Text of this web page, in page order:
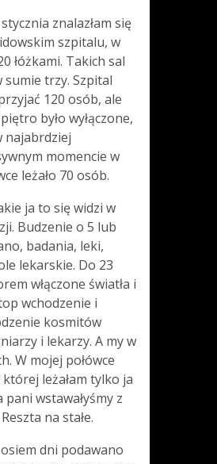
znalazłam się
szpitalu, w
łóżkami. Takich sal
sumie trzy. Szpital
120 osób, ale
było wyłączone,
najabrdziej
momencie w
leżało 70 osób.
ja to się widzi w
Budzenie o 5 lub
badania, leki,
lekarskie. Do 23
włączone światła i
wchodzenie i
kosmitów
i lekarzy. A my w
W mojej połówce
której leżałam tylko ja
pani wstawałyśmy z
na stałe.
dni podawano